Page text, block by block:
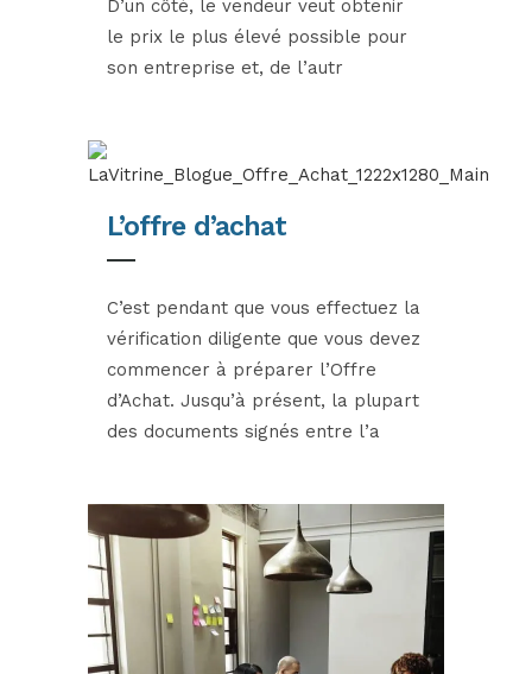
D’un côté, le vendeur veut obtenir
le prix le plus élevé possible pour
son entreprise et, de l’autr
L’offre d’achat
C’est pendant que vous effectuez la
vérification diligente que vous devez
commencer à préparer l’Offre
d’Achat. Jusqu’à présent, la plupart
des documents signés entre l’a